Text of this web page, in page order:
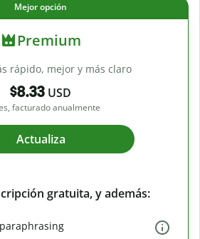
Mejor opción
Premium
rápido, mejor y más claro
$8.33 USD
facturado anualmente
Actualiza
gratuita, y además: